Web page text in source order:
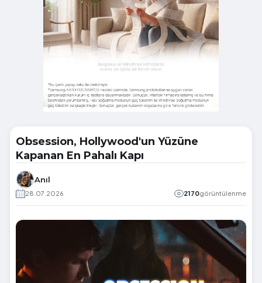
Obsession, Hollywood'un Yüzüne
Kapanan En Pahalı Kapı
Anıl
28.07.2026 2170görüntülenme